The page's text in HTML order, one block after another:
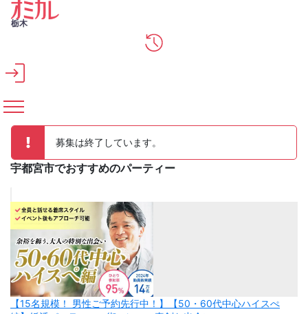
メインコンテンツへスキップ
栃木
募集は終了しています。
宇都宮市でおすすめのパーティー
【15名規模！ 男性ご予約先行中！】【50・60代中心ハイスぺ